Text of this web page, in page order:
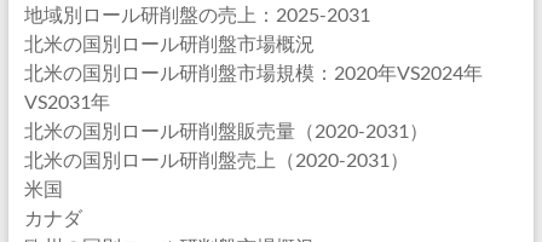
地域別ロール研削盤の売上：2025-2031
北米の国別ロール研削盤市場概況
北米の国別ロール研削盤市場規模：2020年VS2024年
VS2031年
北米の国別ロール研削盤販売量（2020-2031）
北米の国別ロール研削盤売上（2020-2031）
米国
カナダ